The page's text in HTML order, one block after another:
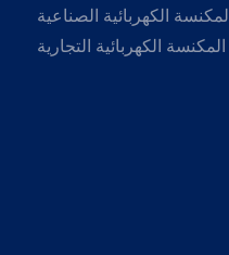
المكنسة الكهربائية الصناعية
المكنسة الكهربائية التجارية